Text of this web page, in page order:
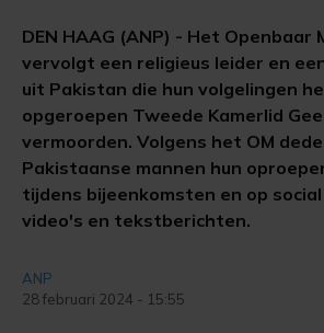
DEN HAAG (ANP) - Het Openbaar
vervolgt een religieus leider en
uit Pakistan die hun volgelingen
opgeroepen Tweede Kamerlid
vermoorden. Volgens het OM
Pakistaanse mannen hun
tijdens bijeenkomsten en op
video's en tekstberichten.
ANP
28 februari 2024 - 15:55